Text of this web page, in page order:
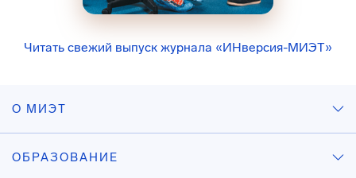
Читать свежий выпуск журнала «ИНверсия-МИЭТ»
О МИЭТ
ОБРАЗОВАНИЕ